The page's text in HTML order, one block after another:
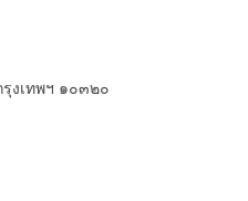
งเทพฯ ๑๐๓๒๐